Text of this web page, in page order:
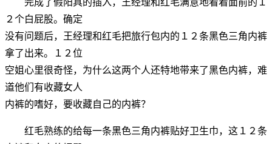
２个白屁股。确定
没有问题后，王经理和红毛把旅行包内的１２条黑色三角内裤
拿了出来。１２位
空姐心里很奇怪，为什么这两个人还特地带来了黑色内裤，难
道他们有收藏女人
内裤的嗜好，要收藏自己的内裤？
红毛熟练的给每一条黑色三角内裤贴好卫生巾，这１２条